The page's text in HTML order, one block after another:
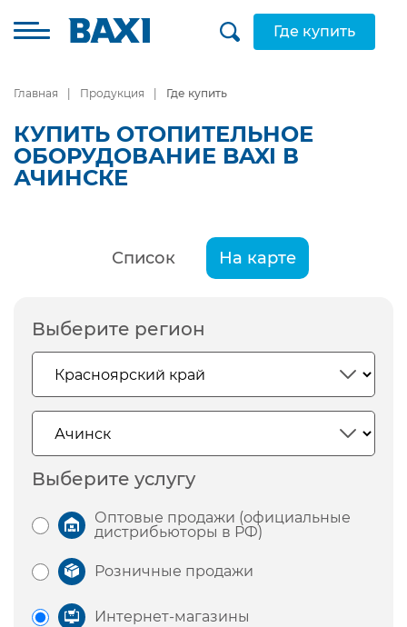
Где купить
Главная Продукция Где купить
КУПИТЬ ОТОПИТЕЛЬНОЕ
ОБОРУДОВАНИЕ BAXI В
АЧИНСКЕ
Список На карте
Выберите регион
Выберите услугу
Оптовые продажи (официальные
дистрибьюторы в РФ)
Розничные продажи
Интернет-магазины